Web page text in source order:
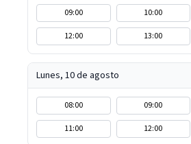
09:00 10:00
12:00
13:00
Lunes, 10 de agosto
08:00 09:00
11:00
12:00